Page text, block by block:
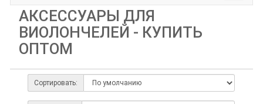
АКСЕССУАРЫ ДЛЯ
ВИОЛОНЧЕЛЕЙ - КУПИТЬ
ОПТОМ
Сортировать: